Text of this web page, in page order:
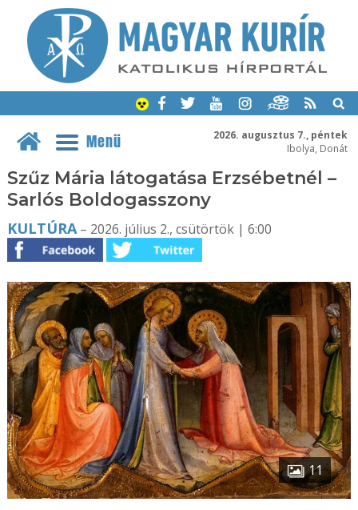
2026. augusztus 7., péntek
Ibolya, Donát
Menü
Szűz Mária látogatása Erzsébetnél –
Sarlós Boldogasszony
KULTÚRA– 2026. július 2., csütörtök | 6:00
11